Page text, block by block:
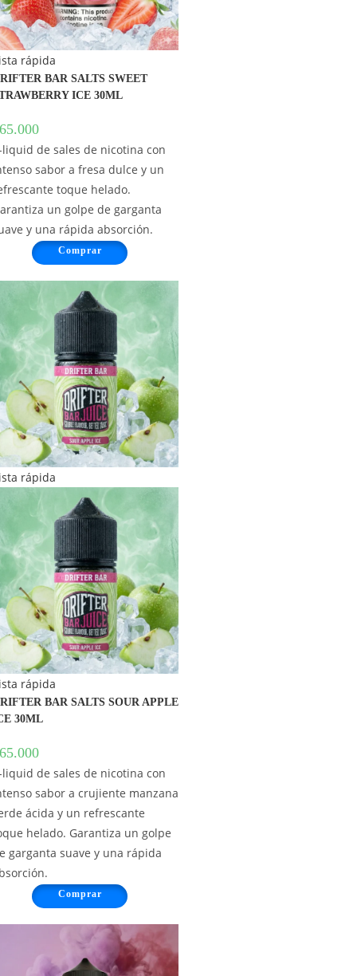
rápida
BAR SALTS SWEET
ICE 30ML
65.000
liquid de sales de nicotina con
sabor a fresa dulce y un
toque helado.
un golpe de garganta
y una rápida absorción.
Comprar
rápida
rápida
BAR SALTS SOUR APPLE
30ML
65.000
liquid de sales de nicotina con
sabor a crujiente manzana
ácida y un refrescante
helado. Garantiza un golpe
garganta suave y una rápida
Comprar